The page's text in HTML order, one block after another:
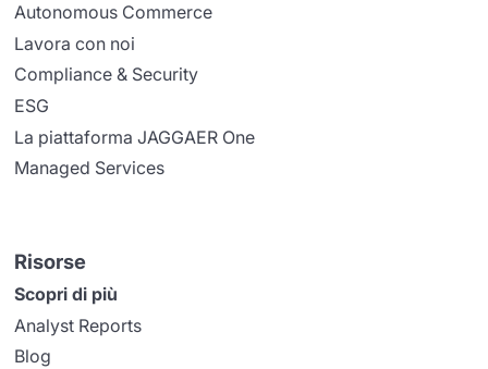
Autonomous Commerce
Lavora con noi
Compliance & Security
ESG
La piattaforma JAGGAER One
Managed Services
Risorse
Scopri di più
Analyst Reports
Blog